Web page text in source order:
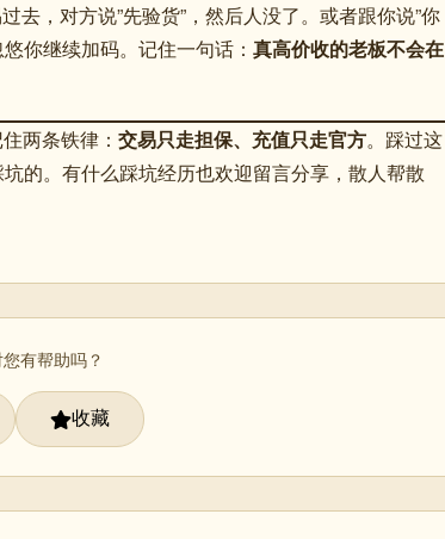
去，对方说”先验货”，然后人没了。或者跟你说”你
你继续加码。记住一句话： 真高价收的老板不会在
两条铁律： 交易只走担保、充值只走官方。踩过这
的。有什么踩坑经历也欢迎留言分享，散人帮散
有帮助吗？
收藏